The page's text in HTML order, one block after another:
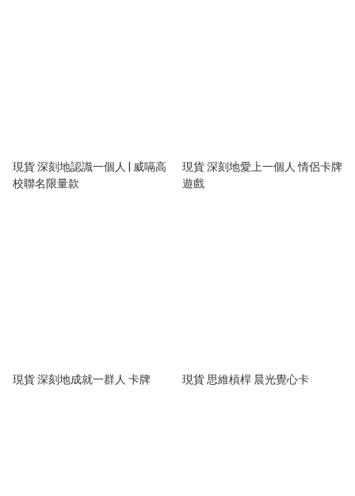
現貨 深刻地認識一個人 | 威嗝高
校聯名限量款
現貨 深刻地愛上一個人 情侶卡牌
遊戲
現貨 深刻地成就一群人 卡牌 現貨 思維槓桿 晨光覺心卡